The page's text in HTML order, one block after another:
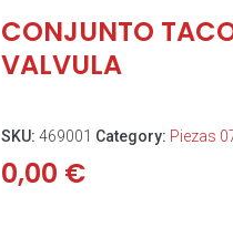
CONJUNTO
VALVULA
SKU: 469001 Category: Piezas
0,00 €